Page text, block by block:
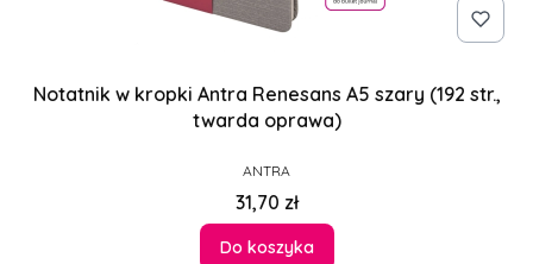
Notatnik w kropki Antra Renesans A5 szary (192 str.,
twarda oprawa)
PRODUCENT
ANTRA
Cena
31,70 zł
Do koszyka